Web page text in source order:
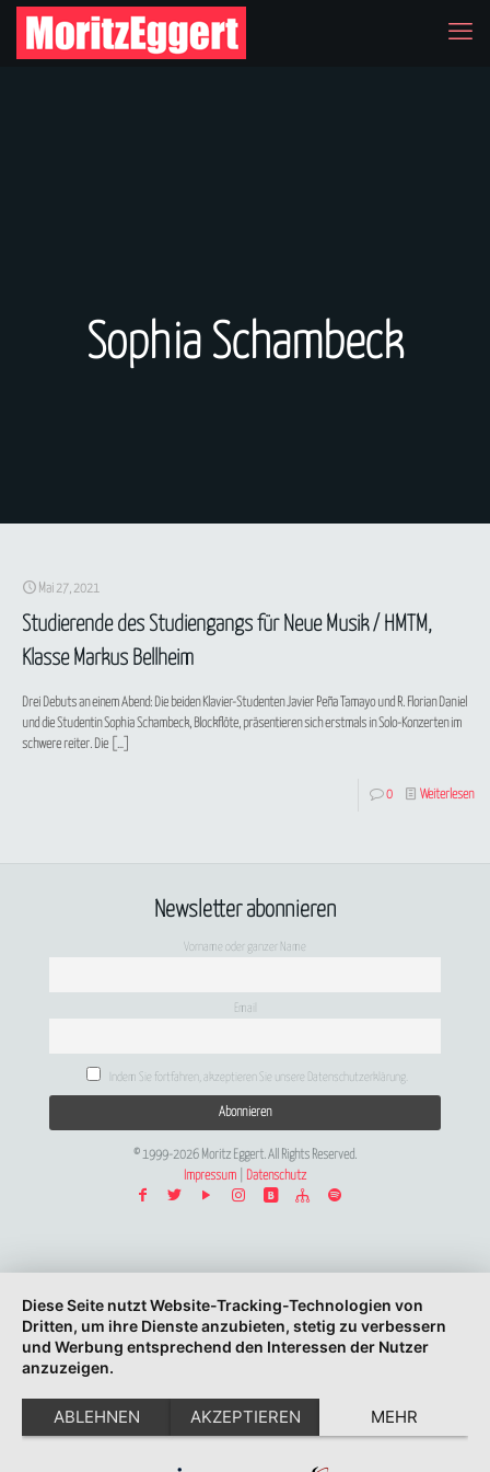
Sophia Schambeck
Mai 27, 2021
Studierende des Studiengangs für Neue Musik / HMTM,
Klasse Markus Bellheim
Drei Debuts an einem Abend: Die beiden Klavier-Studenten Javier Peña Tamayo und R. Florian Daniel
und die Studentin Sophia Schambeck, Blockflöte, präsentieren sich erstmals in Solo-Konzerten im
schwere reiter. Die […]
0 Weiterlesen
Newsletter abonnieren
Vorname oder ganzer Name
Email
Indem Sie fortfahren, akzeptieren Sie unsere Datenschutzerklärung.
© 1999-2026 Moritz Eggert. All Rights Reserved.
Impressum
Datenschutz
Diese Seite nutzt Website-Tracking-Technologien von
Dritten, um ihre Dienste anzubieten, stetig zu verbessern
und Werbung entsprechend den Interessen der Nutzer
anzuzeigen.
ABLEHNEN AKZEPTIEREN MEHR